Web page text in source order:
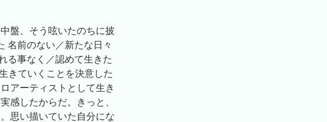
盤、そう呟いたのちに披
名前のない／新たな日々
る事なく／認めて生きた
きていくことを決意した
アーティストとして生き
感したからだ。きっと、
思い描いていた自分にな